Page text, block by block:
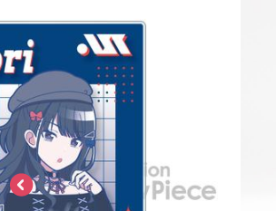
その他先行受付
テイルズ オブ シリーズ
電音部
鉄拳
太鼓の達人